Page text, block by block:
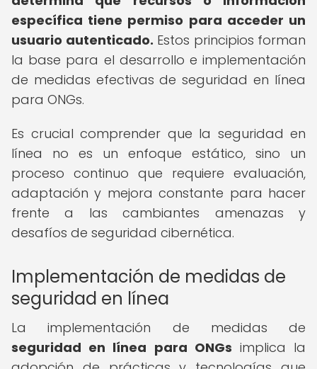
específica tiene permiso para acceder un
usuario autenticado. Estos principios forman
la base para el desarrollo e implementación
de medidas efectivas de seguridad en línea
para ONGs.
Es crucial comprender que la seguridad en
línea no es un enfoque estático, sino un
proceso continuo que requiere evaluación,
adaptación y mejora constante para hacer
frente a las cambiantes amenazas y
desafíos de seguridad cibernética.
Implementación de medidas de
seguridad en línea
La implementación de medidas de
seguridad en línea para ONGs implica la